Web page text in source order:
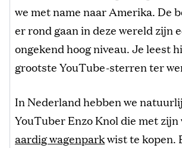
we met name naar Amerika. De
er rond gaan in deze wereld zijn
ongekend hoog niveau. Je leest
grootste YouTube-sterren ter
In Nederland hebben we
YouTuber Enzo Knol die met zijn
aardig wagenparkwist te kopen.